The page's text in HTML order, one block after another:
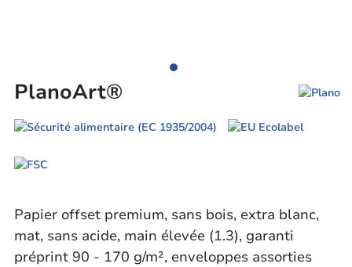
PlanoArt®
Papier offset premium, sans bois, extra blanc,
mat, sans acide, main élevée (1.3), garanti
préprint 90 - 170 g/m², enveloppes assorties